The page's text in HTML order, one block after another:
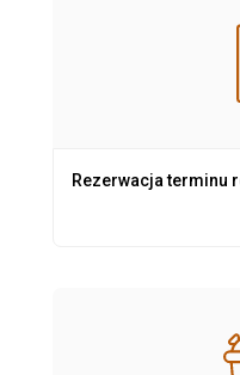
Rezerwacja terminu